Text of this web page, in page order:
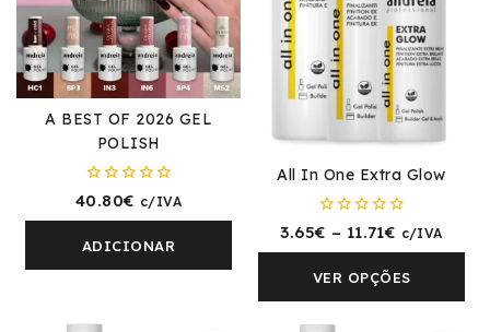
A BEST OF 2026 GEL
POLISH
0
5
40.80€ c/IVA
ADICIONAR
All In One Extra Glow
0
5
3.65€ – 11.71€ c/IVA
VER OPÇÕES